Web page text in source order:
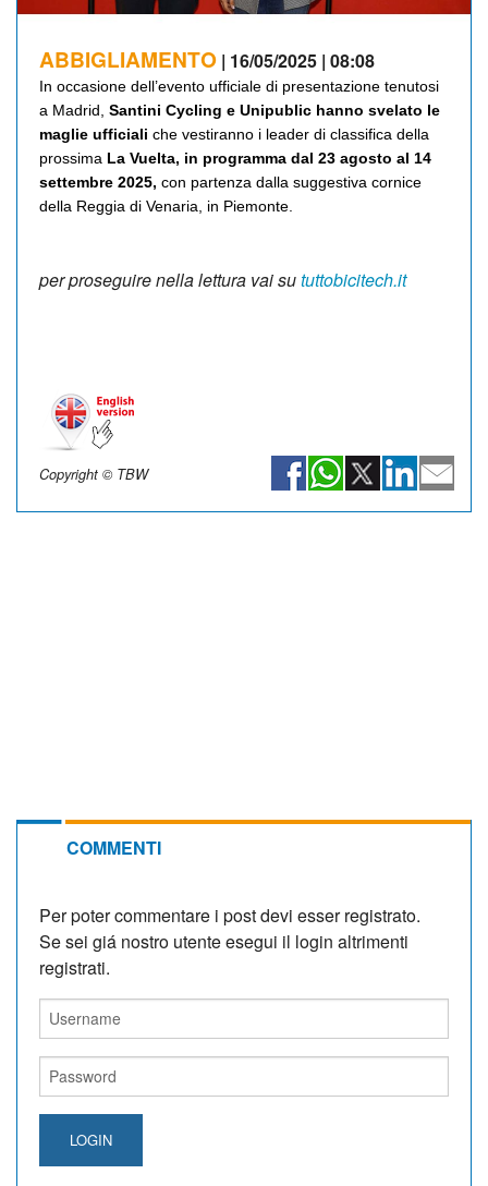
ABBIGLIAMENTO | 16/05/2025 | 08:08
In occasione dell’evento ufficiale di presentazione tenutosi
a Madrid, Santini Cycling e Unipublic hanno svelato le
maglie ufficiali che vestiranno i leader di classifica della
prossima La Vuelta, in programma dal 23 agosto al 14
settembre 2025, con partenza dalla suggestiva cornice
della Reggia di Venaria, in Piemonte.
per proseguire nella lettura vai sututtobicitech.it
Copyright © TBW
COMMENTI
Per poter commentare i post devi esser registrato.
Se sei giá nostro utente esegui il login altrimenti
registrati.
LOGIN